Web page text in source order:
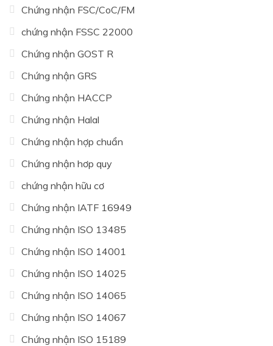
Chứng nhận FSC/CoC/FM
chứng nhận FSSC 22000
Chứng nhận GOST R
Chứng nhận GRS
Chứng nhận HACCP
Chứng nhận Halal
Chứng nhận hợp chuẩn
Chứng nhận hơp quy
chứng nhận hữu cơ
Chứng nhận IATF 16949
Chứng nhận ISO 13485
Chứng nhận ISO 14001
Chứng nhận ISO 14025
Chứng nhận ISO 14065
Chứng nhận ISO 14067
Chứng nhận ISO 15189